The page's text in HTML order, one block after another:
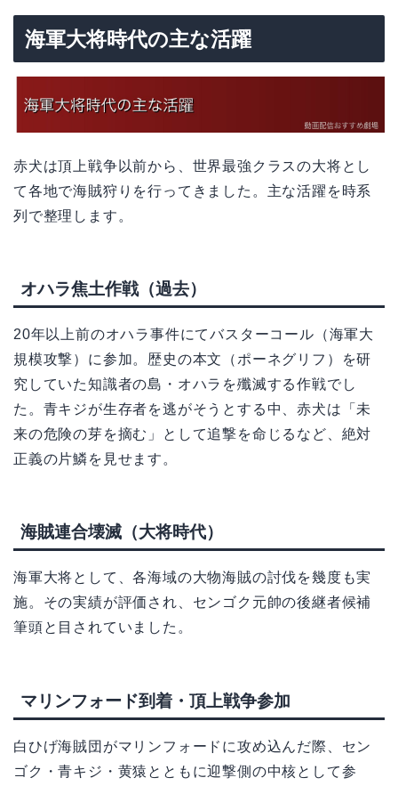
海軍大将時代の主な活躍
赤犬は頂上戦争以前から、世界最強クラスの大将とし
て各地で海賊狩りを行ってきました。主な活躍を時系
列で整理します。
オハラ焦土作戦（過去）
20年以上前のオハラ事件にてバスターコール（海軍大
規模攻撃）に参加。歴史の本文（ポーネグリフ）を研
究していた知識者の島・オハラを殲滅する作戦でし
た。青キジが生存者を逃がそうとする中、赤犬は「未
来の危険の芽を摘む」として追撃を命じるなど、絶対
正義の片鱗を見せます。
海賊連合壊滅（大将時代）
海軍大将として、各海域の大物海賊の討伐を幾度も実
施。その実績が評価され、センゴク元帥の後継者候補
筆頭と目されていました。
マリンフォード到着・頂上戦争参加
白ひげ海賊団がマリンフォードに攻め込んだ際、セン
ゴク・青キジ・黄猿とともに迎撃側の中核として参